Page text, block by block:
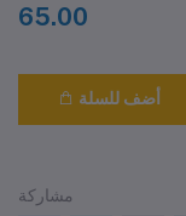
65.00
أضف للسلة
مشاركة